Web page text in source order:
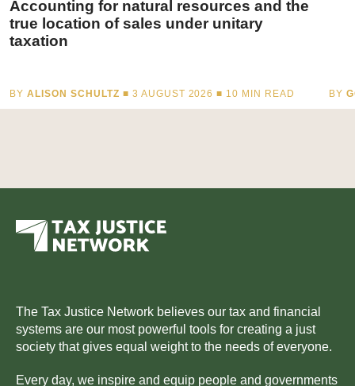
Accounting for natural resources and the
true location of sales under unitary
taxation
BY ALISON SCHULTZ ■ 3 AUGUST 2026 ■ 10 MIN READ BY
The Tax Justice Network believes our tax and financial
systems are our most powerful tools for creating a just
society that gives equal weight to the needs of everyone.
Every day, we inspire and equip people and governments